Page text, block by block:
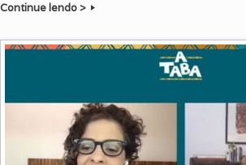
Continue lendo >